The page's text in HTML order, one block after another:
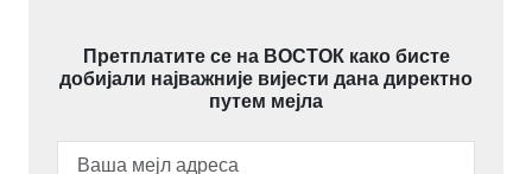
Претплатите се на ВОСТОК како бисте
добијали најважније вијести дана директно
путем мејла